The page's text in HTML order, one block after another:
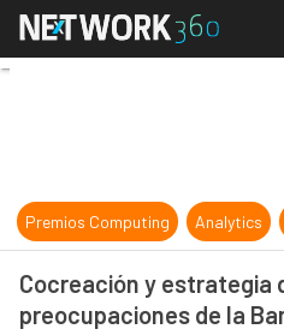
Premios Computing Analytics
Cocreación y estrategia
preocupaciones de la